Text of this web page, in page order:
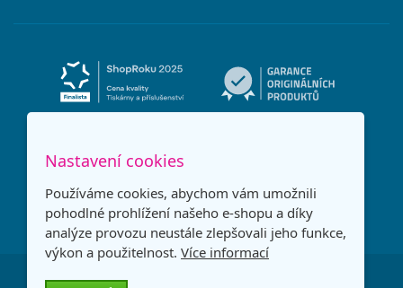
Nastavení cookies
Používáme cookies, abychom vám umožnili
pohodlné prohlížení našeho e-shopu a díky
analýze provozu neustále zlepšovali jeho funkce,
výkon a použitelnost. Více informací